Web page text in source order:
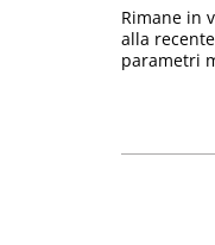
Rimane in
alla
parametri